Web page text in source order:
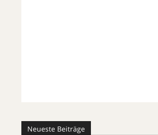
Neueste Beiträge